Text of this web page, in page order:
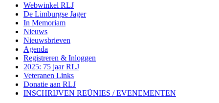
Webwinkel RLJ
De Limburgse Jager
In Memoriam
Nieuws
Nieuwsbrieven
Agenda
Registreren & Inloggen
2025: 75 jaar RLJ
Veteranen Links
Donatie aan RLJ
INSCHRIJVEN REÜNIES / EVENEMENTEN